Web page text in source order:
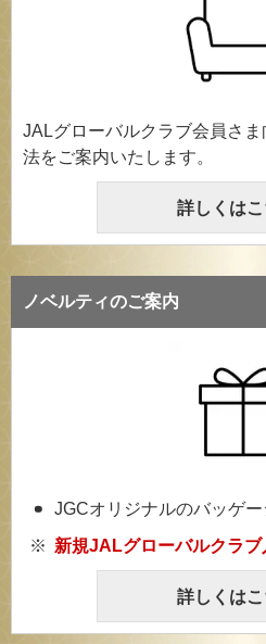
JALグローバルクラブ会員さ
法をご案内いたします。
詳しくはこ
ノベルティのご案内
JGCオリジナルのバッゲ
新規JALグローバルクラブ
詳しくはこ